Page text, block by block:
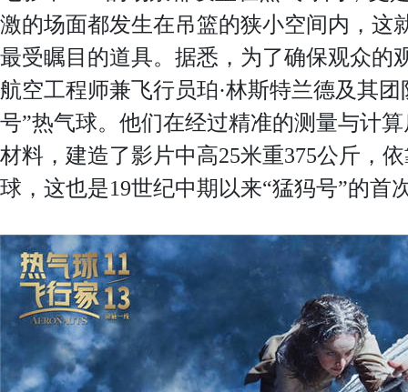
激的场面都发生在吊篮的狭小空间内，这
最受瞩目的道具。据悉，为了确保观众的
航空工程师兼飞行员珀·林斯特兰德及其
号”热气球。他们在经过精准的测量与计
材料，建造了影片中高25米重375公斤，
球，这也是19世纪中期以来“猛犸号”的首